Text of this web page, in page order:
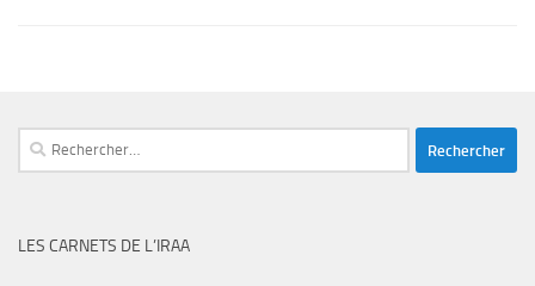
Rechercher :
LES CARNETS DE L’IRAA